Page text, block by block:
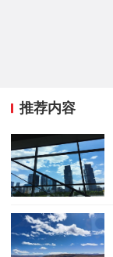
推荐内容